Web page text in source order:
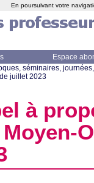
Espace
séminaires,
juillet 2023
à
Moyen-
En poursuivant votre